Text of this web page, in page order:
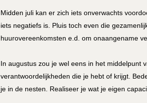
Midden juli kan er zich iets onverwachts
iets negatiefs is. Pluis toch even die
huurovereenkomsten e.d. om onaangename
In augustus zou je wel eens in het middelpunt
verantwoordelijkheden die je hebt of krijgt.
je in de nesten. Realiseer je wat je eigen